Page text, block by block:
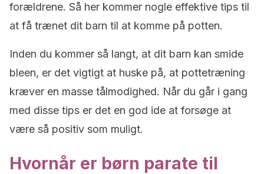
forældrene. Så her kommer nogle effektive tips til
at få trænet dit barn til at komme på potten.
Inden du kommer så langt, at dit barn kan smide
bleen, er det vigtigt at huske på, at pottetræning
kræver en masse tålmodighed. Når du går i gang
med disse tips er det en god ide at forsøge at
være så positiv som muligt.
Hvornår er børn parate til